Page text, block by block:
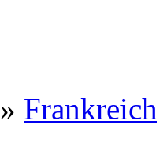
» Frankreich